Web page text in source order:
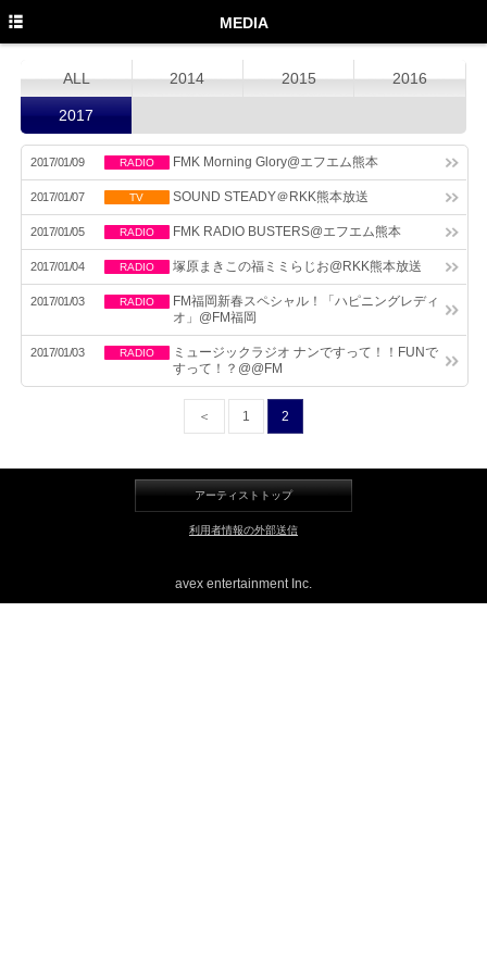
MEDIA
ALL 2014 2015 2016
2017
2017/01/09 RADIO FMK Morning Glory@エフエム熊本
2017/01/07 TV SOUND STEADY＠RKK熊本放送
2017/01/05 RADIO FMK RADIO BUSTERS@エフエム熊本
2017/01/04 RADIO 塚原まきこの福ミミらじお@RKK熊本放送
2017/01/03 RADIO
FM福岡新春スペシャル！「ハピニングレディ
オ」@FM福岡
2017/01/03 RADIO
ミュージックラジオ ナンですって！！FUNで
すって！？@@FM
＜ 1 2
アーティストトップ
利用者情報の外部送信
avex entertainment Inc.
MEDIA
LIVE
DISCOGRAPHY
MOVIE
Twitter